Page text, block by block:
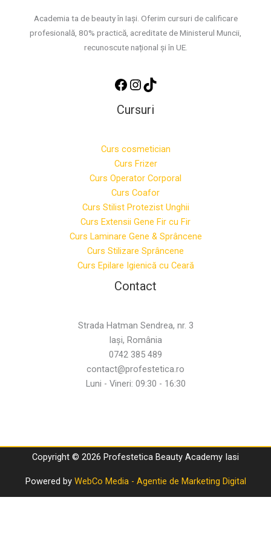
Academia ta de beauty în Iași. Oferim cursuri de calificare
profesională, 80% practică, acreditate de Ministerul Muncii,
recunoscute național și în UE.
Cursuri
Curs cosmetician
Curs Frizer
Curs Operator Corporal
Curs Coafor
Curs Stilist Protezist Unghii
Curs Extensii Gene Fir cu Fir
Curs Laminare Gene & Sprâncene
Curs Stilizare Sprâncene
Curs Epilare Igienică cu Ceară
Contact
Strada Hatman Sendrea, nr. 3
Iași, România
0742 385 489
contact@profestetica.ro
Luni - Vineri: 09:30 - 16:30
Copyright © 2026 Profestetica Beauty Academy Iasi
Powered by WebCo Media - Agentie de Marketing Digital